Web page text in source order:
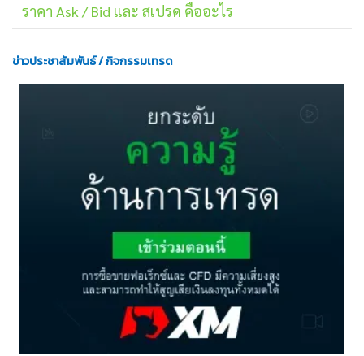
ราคา Ask / Bid และ สเปรด คืออะไร
ข่าวประชาสัมพันธ์ / กิจกรรมเทรด